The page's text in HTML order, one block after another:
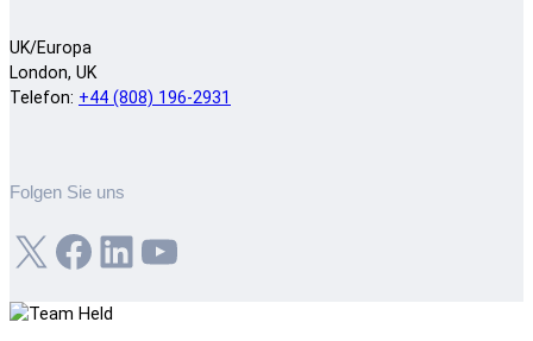
UK/Europa
London, UK
Telefon: +44 (808) 196-2931
Folgen Sie uns
X Facebook LinkedIn YouTube